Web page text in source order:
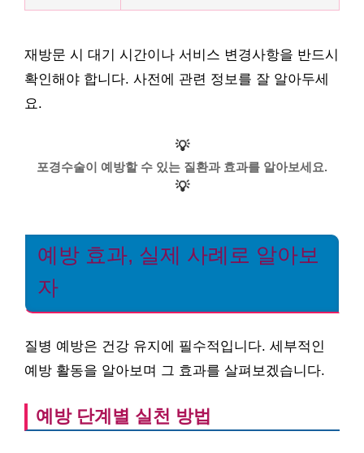
재방문 시 대기 시간이나 서비스 변경사항을 반드시
확인해야 합니다. 사전에 관련 정보를 잘 알아두세
요.
💡
포경수술이 예방할 수 있는 질환과 효과를 알아보세요.
💡
예방 효과, 실제 사례로 알아보
자
질병 예방은 건강 유지에 필수적입니다. 세부적인
예방 활동을 알아보며 그 효과를 살펴보겠습니다.
예방 단계별 실천 방법